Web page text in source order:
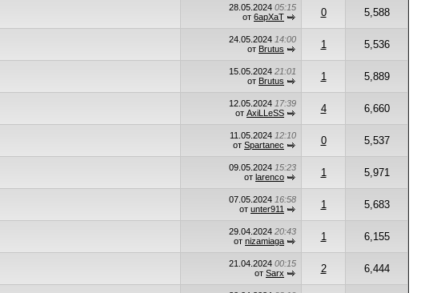
28.05.2024 05:15
от 6apXaT 0 5,588
24.05.2024 14:00
от Brutus 1 5,536
15.05.2024 21:01
от Brutus 1 5,889
12.05.2024 17:39
от AxiLLeSS 4 6,660
11.05.2024 12:10
от Spartanec 0 5,537
09.05.2024 15:23
от larenco 1 5,971
07.05.2024 16:58
от unter911 1 5,683
29.04.2024 20:43
от nizamiaga 1 6,155
21.04.2024 00:15
от Sarx 2 6,444